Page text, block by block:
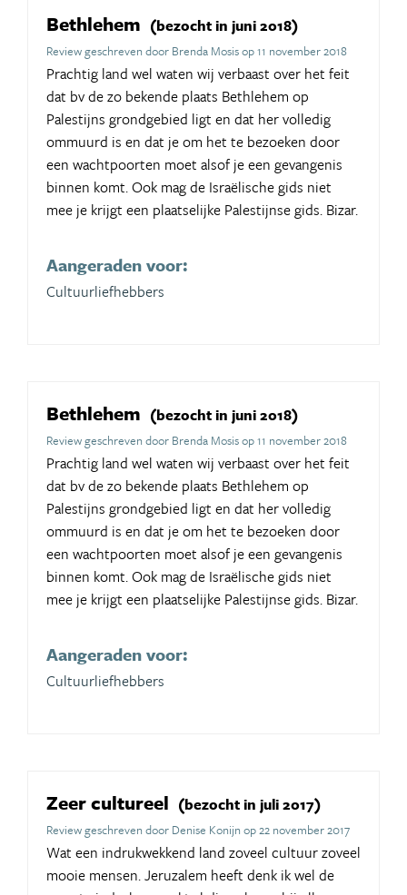
Bethlehem (bezocht in juni 2018)
Review geschreven door Brenda Mosis op 11 november 2018
Prachtig land wel waten wij verbaast over het feit
dat bv de zo bekende plaats Bethlehem op
Palestijns grondgebied ligt en dat her volledig
ommuurd is en dat je om het te bezoeken door
een wachtpoorten moet alsof je een gevangenis
binnen komt. Ook mag de Israëlische gids niet
mee je krijgt een plaatselijke Palestijnse gids. Bizar.
Aangeraden voor:
Cultuurliefhebbers
Bethlehem (bezocht in juni 2018)
Review geschreven door Brenda Mosis op 11 november 2018
Prachtig land wel waten wij verbaast over het feit
dat bv de zo bekende plaats Bethlehem op
Palestijns grondgebied ligt en dat her volledig
ommuurd is en dat je om het te bezoeken door
een wachtpoorten moet alsof je een gevangenis
binnen komt. Ook mag de Israëlische gids niet
mee je krijgt een plaatselijke Palestijnse gids. Bizar.
Aangeraden voor:
Cultuurliefhebbers
Zeer cultureel (bezocht in juli 2017)
Review geschreven door Denise Konijn op 22 november 2017
Wat een indrukwekkend land zoveel cultuur zoveel
mooie mensen. Jeruzalem heeft denk ik wel de